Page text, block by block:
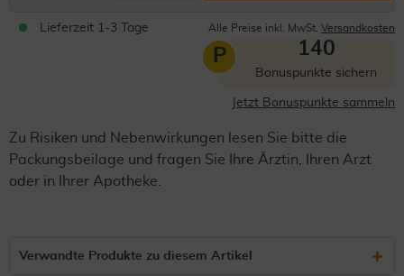
Lieferzeit 1-3 Tage Alle Preise inkl. MwSt. Versandkosten
P 140
Bonuspunkte sichern
Jetzt Bonuspunkte sammeln
Zu Risiken und Nebenwirkungen lesen Sie bitte die
Packungsbeilage und fragen Sie Ihre Ärztin, Ihren Arzt
oder in Ihrer Apotheke.
Verwandte Produkte zu diesem Artikel